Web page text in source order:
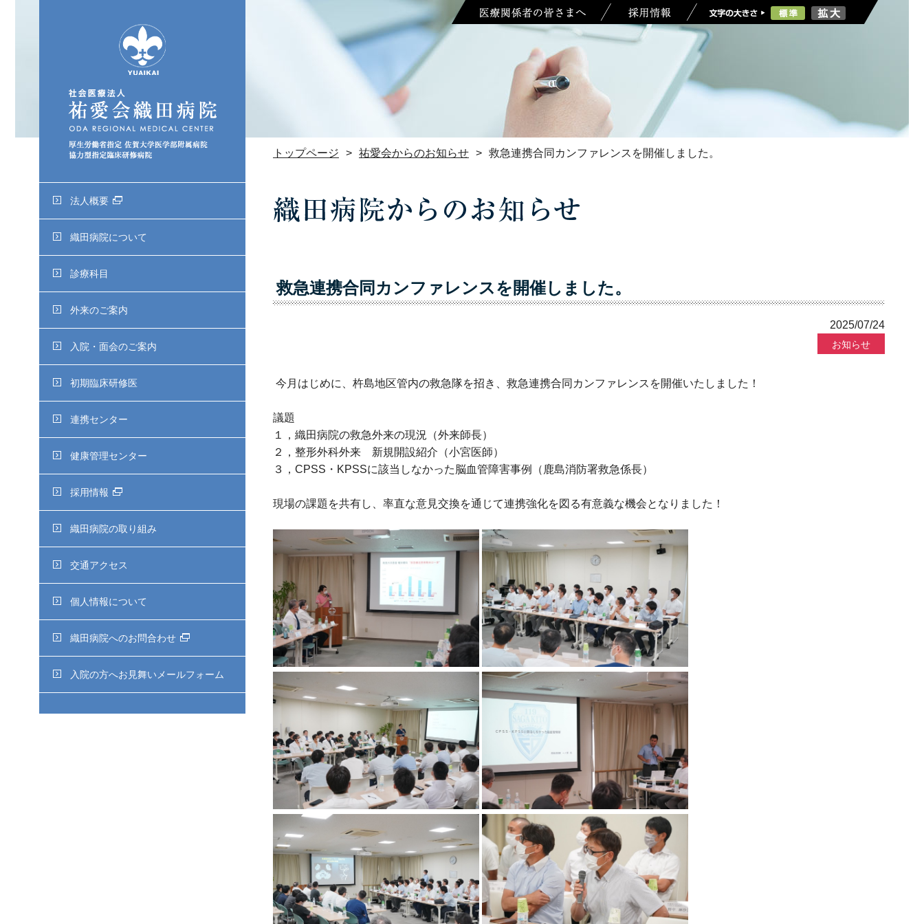
法人概要
織田病院について
診療科目
外来のご案内
入院・面会のご案内
初期臨床研修医
連携センター
健康管理センター
採用情報
織田病院の取り組み
交通アクセス
個人情報について
織田病院へのお問合わせ
入院の方へお見舞いメールフォーム
トップページ > 祐愛会からのお知らせ > 救急連携合同カンファレンスを開催しました。
救急連携合同カンファレンスを開催しました。
2025/07/24
お知らせ
今月はじめに、杵島地区管内の救急隊を招き、救急連携合同カンファレンスを開催いたしました！
議題
１，織田病院の救急外来の現況（外来師長）
２，整形外科外来 新規開設紹介（小宮医師）
３，CPSS・KPSSに該当しなかった脳血管障害事例（鹿島消防署救急係長）
現場の課題を共有し、率直な意見交換を通じて連携強化を図る有意義な機会となりました！